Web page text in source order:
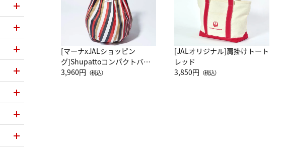
[マーナxJALショッピン
グ]Shupattoコンパクトバッ
グ Drop JAL客室乗務員
3,960円 （税込）
[JALオリジナル]肩掛けトート
レッド
3,850円 （税込）